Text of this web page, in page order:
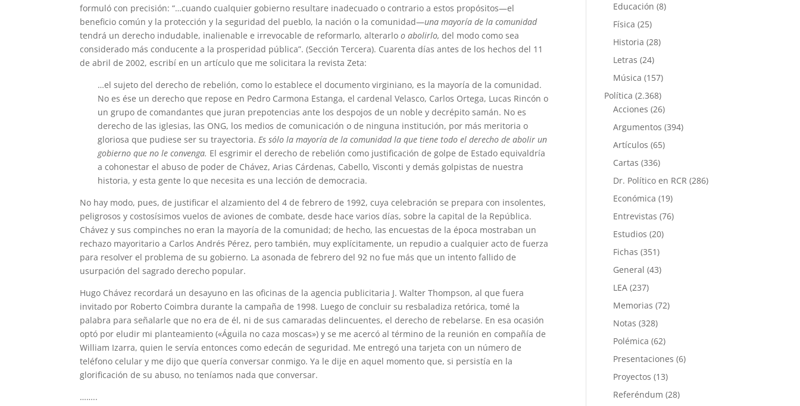
formuló con precisión: “…cuando cualquier gobierno resultare inadecuado o contrario a estos propósitos—el
beneficio común y la protección y la seguridad del pueblo, la nación o la comunidad—una mayoría de la comunidad
tendrá un derecho indudable, inalienable e irrevocable de reformarlo, alterarloo abolirlo, del modo como sea
considerado más conducente a la prosperidad pública”. (Sección Tercera). Cuarenta días antes de los hechos del 11
de abril de 2002, escribí en un artículo que me solicitara la revista Zeta:
…el sujeto del derecho de rebelión, como lo establece el documento virginiano, es la mayoría de la comunidad.
No es ése un derecho que repose en Pedro Carmona Estanga, el cardenal Velasco, Carlos Ortega, Lucas Rincón o
un grupo de comandantes que juran prepotencias ante los despojos de un noble y decrépito samán. No es
derecho de las iglesias, las ONG, los medios de comunicación o de ninguna institución, por más meritoria o
gloriosa que pudiese ser su trayectoria.Es sólo la mayoría de la comunidad la que tiene todo el derecho de abolir un
gobierno que no le convenga. El esgrimir el derecho de rebelión como justificación de golpe de Estado equivaldría
a cohonestar el abuso de poder de Chávez, Arias Cárdenas, Cabello, Visconti y demás golpistas de nuestra
historia, y esta gente lo que necesita es una lección de democracia.
No hay modo, pues, de justificar el alzamiento del 4 de febrero de 1992, cuya celebración se prepara con insolentes,
peligrosos y costosísimos vuelos de aviones de combate, desde hace varios días, sobre la capital de la República.
Chávez y sus compinches no eran la mayoría de la comunidad; de hecho, las encuestas de la época mostraban un
rechazo mayoritario a Carlos Andrés Pérez, pero también, muy explícitamente, un repudio a cualquier acto de fuerza
para resolver el problema de su gobierno. La asonada de febrero del 92 no fue más que un intento fallido de
usurpación del sagrado derecho popular.
Hugo Chávez recordará un desayuno en las oficinas de la agencia publicitaria J. Walter Thompson, al que fuera
invitado por Roberto Coimbra durante la campaña de 1998. Luego de concluir su resbaladiza retórica, tomé la
palabra para señalarle que no era de él, ni de sus camaradas delincuentes, el derecho de rebelarse. En esa ocasión
optó por eludir mi planteamiento («Águila no caza moscas») y se me acercó al término de la reunión en compañía de
William Izarra, quien le servía entonces como edecán de seguridad. Me entregó una tarjeta con un número de
teléfono celular y me dijo que quería conversar conmigo. Ya le dije en aquel momento que, si persistía en la
glorificación de su abuso, no teníamos nada que conversar.
……..
Educación (8)
Física (25)
Historia (28)
Letras (24)
Música (157)
Política (2.368)
Acciones (26)
Argumentos (394)
Artículos (65)
Cartas (336)
Dr. Político en RCR (286)
Económica (19)
Entrevistas (76)
Estudios (20)
Fichas (351)
General (43)
LEA (237)
Memorias (72)
Notas (328)
Polémica (62)
Presentaciones (6)
Proyectos (13)
Referéndum (28)